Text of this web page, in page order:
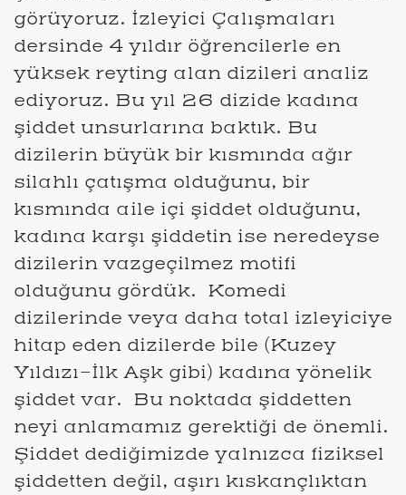
görüyoruz. İzleyici Çalışmaları
dersinde 4 yıldır öğrencilerle en
yüksek reyting alan dizileri analiz
ediyoruz. Bu yıl 26 dizide kadına
şiddet unsurlarına baktık. Bu
dizilerin büyük bir kısmında ağır
silahlı çatışma olduğunu, bir
kısmında aile içi şiddet olduğunu,
kadına karşı şiddetin ise neredeyse
dizilerin vazgeçilmez motifi
olduğunu gördük. Komedi
dizilerinde veya daha total izleyiciye
hitap eden dizilerde bile (Kuzey
Yıldızı-İlk Aşk gibi) kadına yönelik
şiddet var. Bu noktada şiddetten
neyi anlamamız gerektiği de önemli.
Şiddet dediğimizde yalnızca fiziksel
şiddetten değil, aşırı kıskançlıktan